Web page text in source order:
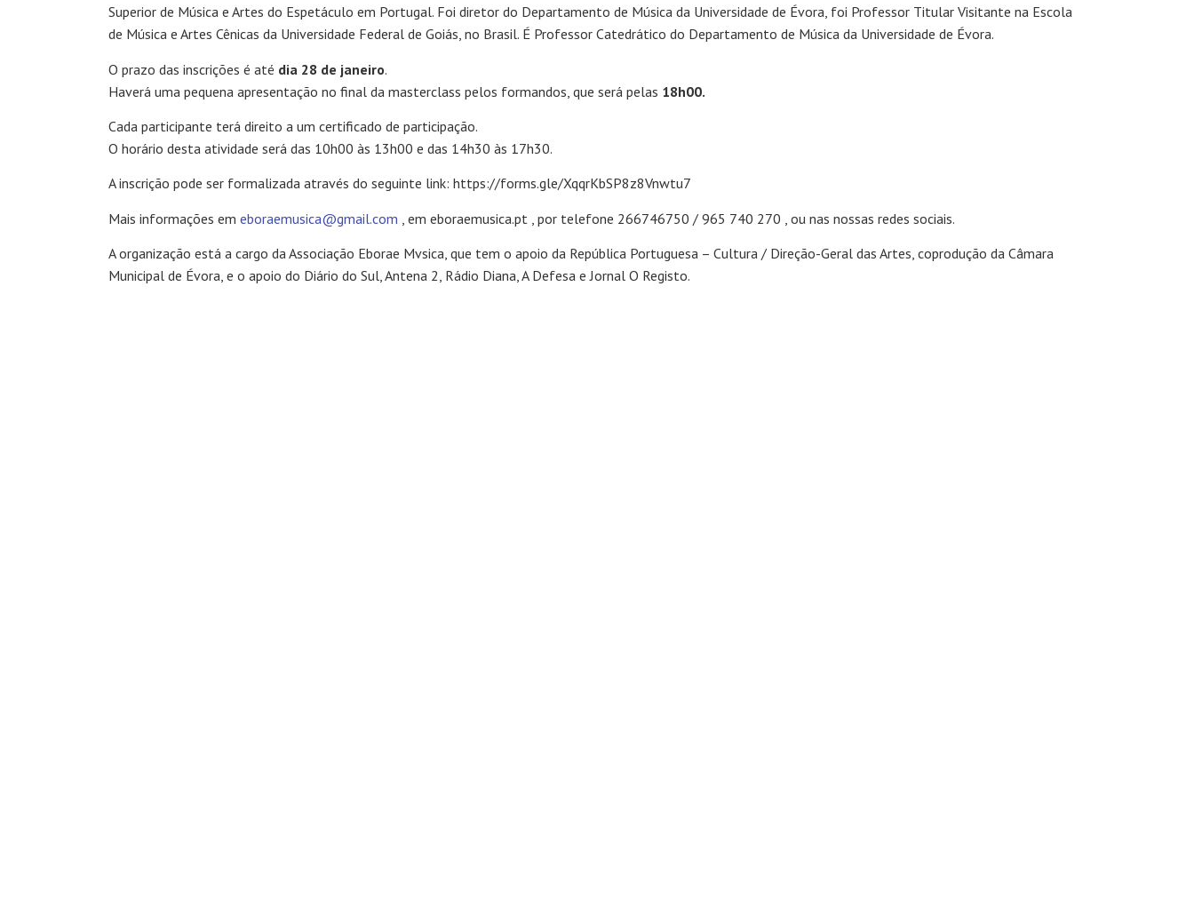
Superior de Música e Artes do Espetáculo em Portugal. Foi diretor do Departamento de Música da Universidade de Évora, foi Professor Titular Visitante na Escola
de Música e Artes Cênicas da Universidade Federal de Goiás, no Brasil. É Professor Catedrático do Departamento de Música da Universidade de Évora.
O prazo das inscrições é até dia 28 de janeiro.
Haverá uma pequena apresentação no final da masterclass pelos formandos, que será pelas 18h00.
Cada participante terá direito a um certificado de participação.
O horário desta atividade será das 10h00 às 13h00 e das 14h30 às 17h30.
A inscrição pode ser formalizada através do seguinte link: https://forms.gle/XqqrKbSP8z8Vnwtu7
Mais informações em eboraemusica@gmail.com , em eboraemusica.pt , por telefone 266746750 / 965 740 270 , ou nas nossas redes sociais.
A organização está a cargo da Associação Eborae Mvsica, que tem o apoio da República Portuguesa – Cultura / Direção-Geral das Artes, coprodução da Câmara
Municipal de Évora, e o apoio do Diário do Sul, Antena 2, Rádio Diana, A Defesa e Jornal O Registo.